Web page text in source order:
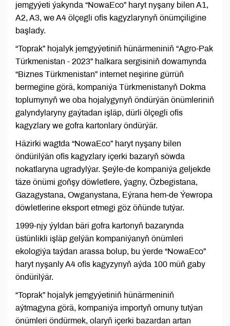
jemgyýeti ýakynda “NowaEco” haryt nyşany bilen A1,
A2, A3, we A4 ölçegli ofis kagyzlarynyň önümçiligine
başlady.
“Toprak” hojalyk jemgyýetiniň hünärmeniniň “Agro-Pak
Türkmenistan - 2023” halkara sergisiniň dowamynda
“Biznes Türkmenistan” internet neşirine gürrüň
bermegine görä, kompaniýa Türkmenistanyň Dokma
toplumynyň we oba hojalygynyň öndürýän önümleriniň
galyndylaryny gaýtadan işläp, dürli ölçegli ofis
kagyzlary we gofra kartonlary öndürýär.
Häzirki wagtda “NowaEco” haryt nyşany bilen
öndürilýän ofis kagyzlary içerki bazaryň söwda
nokatlaryna ugradylýar. Şeýle-de kompaniýa geljekde
täze önümi goňşy döwletlere, ýagny, Özbegistana,
Gazagystana, Owganystana, Eýrana hem-de Ýewropa
döwletlerine eksport etmegi göz öňünde tutýar.
1999-njy ýyldan bäri gofra kartonyň bazarynda
üstünlikli işläp gelýän kompaniýanyň önümleri
ekologiýa taýdan arassa bolup, bu ýerde “NowaEco”
haryt nyşanly A4 ofis kagyzynyň aýda 100 müň gaby
öndürilýär.
“Toprak” hojalyk jemgyýetiniň hünärmeniniň
aýtmagyna görä, kompaniýa importyň ornuny tutýan
önümleri öndürmek, olaryň içerki bazardan artan